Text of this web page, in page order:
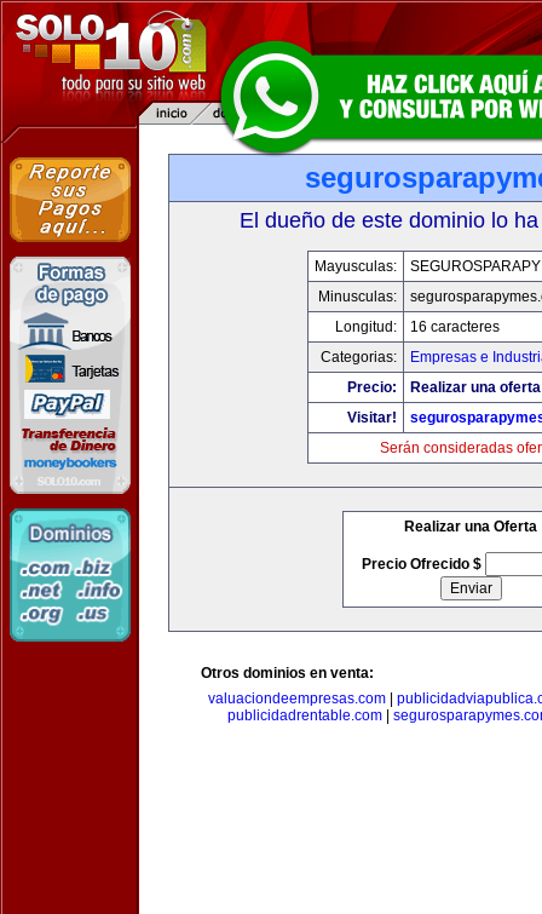
El dueño de este dominio lo
Mayusculas:
Minusculas:
Longitud:
16 caracteres
Categorias:
Empresas e
Precio:
Realizar una
Visitar!
Serán consideradas
Realizar una Oferta
Precio Ofrecido $
Otros dominios en venta:
valuaciondeempresas.com|
publicidadrentable.com